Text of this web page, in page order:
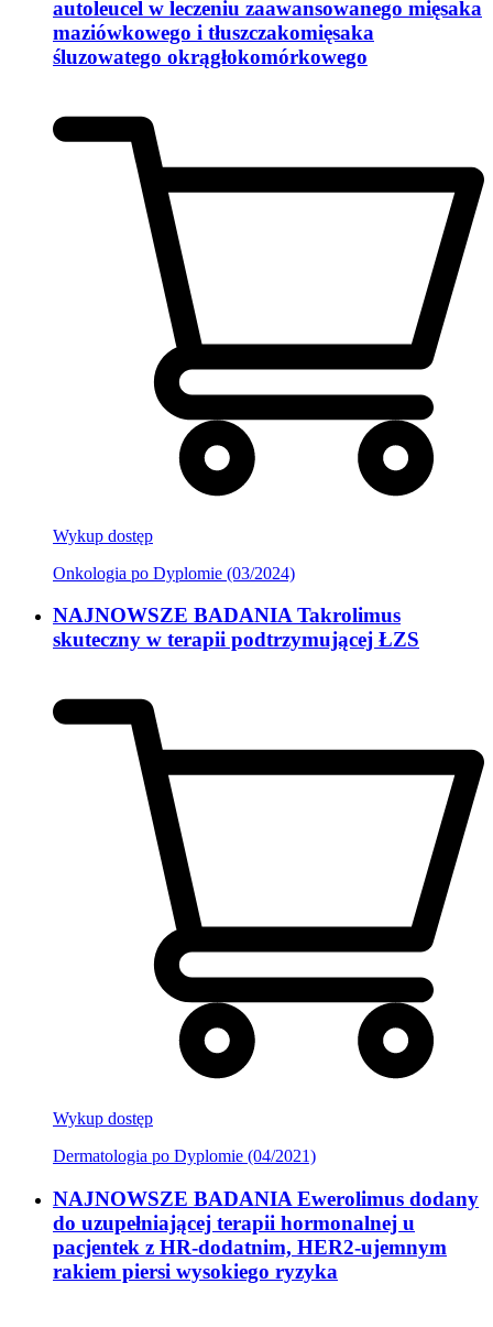
autoleucel w leczeniu zaawansowanego mięsaka
maziówkowego i tłuszczakomięsaka
śluzowatego okrągłokomórkowego
Wykup dostęp
Onkologia po Dyplomie (03/2024)
NAJNOWSZE BADANIA Takrolimus
skuteczny w terapii podtrzymującej ŁZS
Wykup dostęp
Dermatologia po Dyplomie (04/2021)
NAJNOWSZE BADANIA Ewerolimus dodany
do uzupełniającej terapii hormonalnej u
pacjentek z HR-dodatnim, HER2-ujemnym
rakiem piersi wysokiego ryzyka